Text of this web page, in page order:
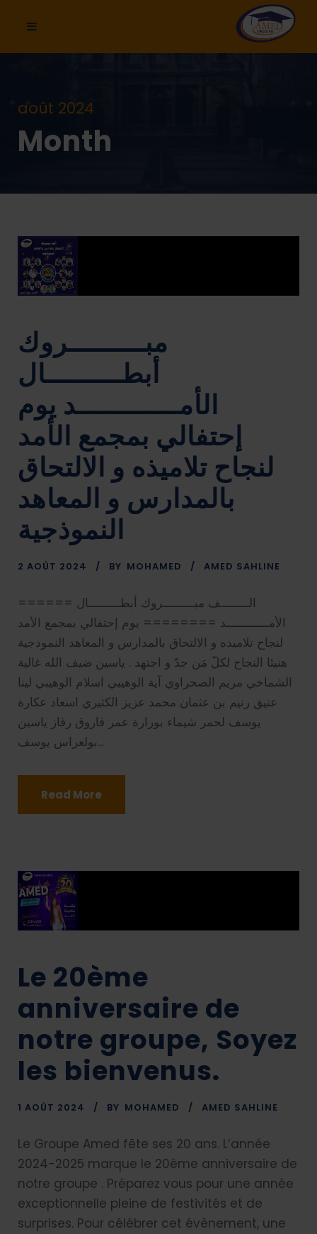
août 2024
Month
مبـــــــــروك
أبطـــــــــال
الأمــــــــــــد يوم
إحتفالي بمجمع الأمد
لنجاح تلاميذه و الالتحاق
بالمدارس و المعاهد
النموذجية
2 AOÛT 2024 BY MOHAMED AMED SAHLINE
====== الــــــــف مبـــــــــروك أبطـــــــــال
الأمــــــــــــد ======== يوم إحتفالي بمجمع الأمد
لنجاح تلاميذه و الالتحاق بالمدارس و المعاهد النموذجية
هنيئا النجاح لكلّ مَن جدّ و اجتهد . ياسين ضيف الله غالية
الشماخي مريم الصحراوي آية الوهيبي اسلام الوهيبي لينا
عتيق رنيم بن عثمان محمد عزيز الكثيري اسعاد عكارة
يوسف لحمر شيماء بورارة عمر فاروق رقاز ياسين
بولعراس يوسف...
Read More
Le 20ème
anniversaire de
notre groupe, Soyez
les bienvenus.
1 AOÛT 2024 BY MOHAMED AMED SAHLINE
Le Groupe Amed fête ses 20 ans. L’année
2024-2025 marque le 20ème anniversaire de
notre groupe . Préparez vous pour une année
exceptionnelle pleine de festivités et de
surprises. Pour célébrer cet évènement, une